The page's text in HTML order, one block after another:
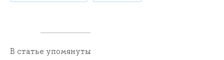
В статье упомянуты